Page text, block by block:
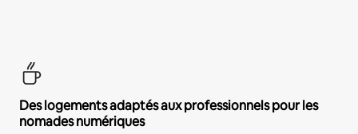
Des logements adaptés aux professionnels pour les
nomades numériques